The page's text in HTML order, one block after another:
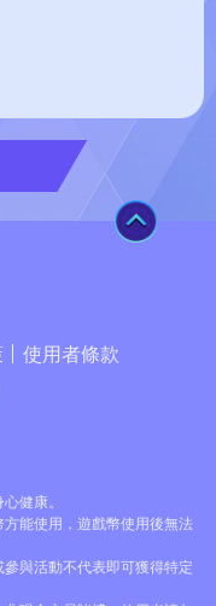
TOP
之星
使用者條款
健康。
能使用，遊戲幣使用後無法
與活動不代表即可獲得特定